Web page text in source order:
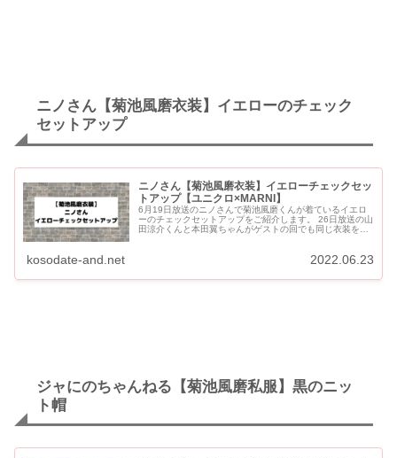
ニノさん【菊池風磨衣装】イエローのチェック
セットアップ
ニノさん【菊池風磨衣装】イエローチェックセッ
トアップ【ユニクロ×MARNI】
6月19日放送のニノさんで菊池風磨くんが着ているイエロ
ーのチェックセットアップをご紹介します。 26日放送の山
田涼介くんと本田翼ちゃんがゲストの回でも同じ衣装を着
kosodate-and.net 2022.06.23
ジャにのちゃんねる【菊池風磨私服】黒のニッ
ト帽